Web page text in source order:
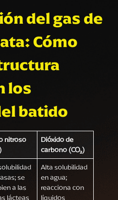
del gas de
Cómo
los
batido
nitroso
Dióxido de
carbono (CO₂)
se
a las
lácteas
Alta solubilidad
en agua;
reacciona con
líquidos